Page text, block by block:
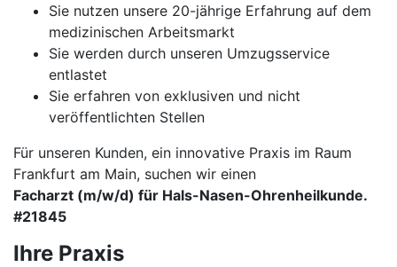
Sie nutzen unsere 20-jährige Erfahrung auf dem
medizinischen Arbeitsmarkt
Sie werden durch unseren Umzugsservice
entlastet
Sie erfahren von exklusiven und nicht
veröffentlichten Stellen
Für unseren Kunden, ein innovative Praxis im Raum
Frankfurt am Main, suchen wir einen
Facharzt (m/w/d) für Hals-Nasen-Ohrenheilkunde.
#21845
Ihre Praxis